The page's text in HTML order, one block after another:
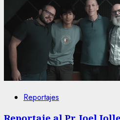
Reportajes